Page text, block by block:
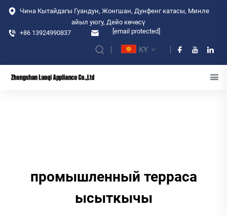
Чина Кытайдагы Гуандун, Жонгшан, Дунфенг катасы, Минле
айыл уюгу, Дейо көчөсү
+86 13924990837
[email protected]
KY
промышленный терраса
ысыткычы